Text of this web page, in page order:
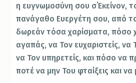
η ευγνωμοσύνη σου σ΄Εκείνον,
πανάγαθο Ευεργέτη σου, από
δωρεάν τόσα χαρίσματα, πόσο
αγαπάς, να Τον ευχαριστείς, να
να Τον υπηρετείς, και πόσο να
ποτέ να μην Του φταίξεις και να